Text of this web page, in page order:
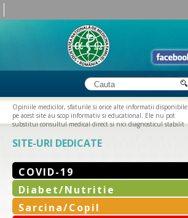
Opiniile medicilor, sfaturile si orice alte informatii disponibile
pe acest site au scop informativ si educational. Ele nu pot
substitui consultul medical direct si nici diagnosticul stabilit
SITE-URI DEDICATE
COVID-19
Diabet/Nutritie
Sarcina/Copil